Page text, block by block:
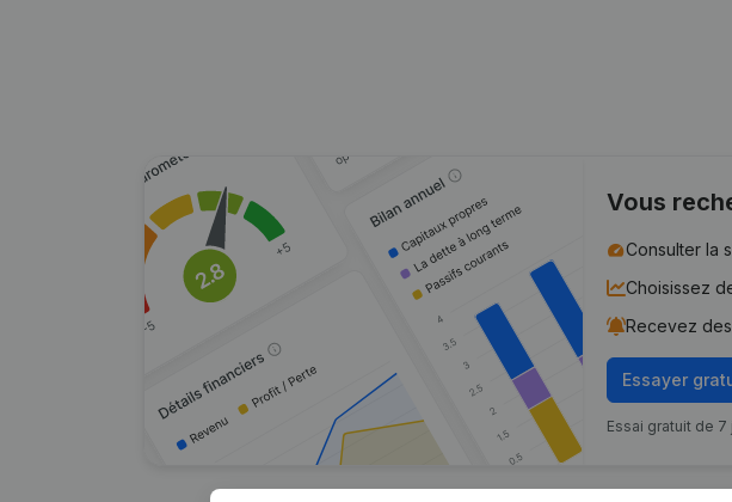
Vous
Consulter la
Choisissez
Recevez
Essayer
Essai gratuit de